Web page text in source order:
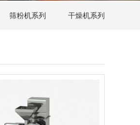
筛粉机系列 干燥机系列